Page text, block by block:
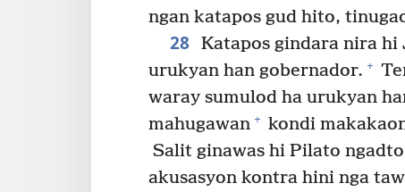
ngan katapos gud hito,
28 Katapos gindara nira hi
urukyan han gobernador. +
waray sumulod ha urukyan
mahugawan + kondi
Salit ginawas hi Pilato
akusasyon kontra hini nga